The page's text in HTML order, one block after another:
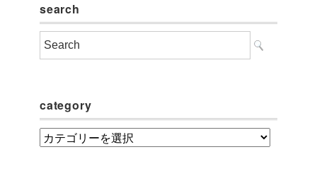
search
category
category